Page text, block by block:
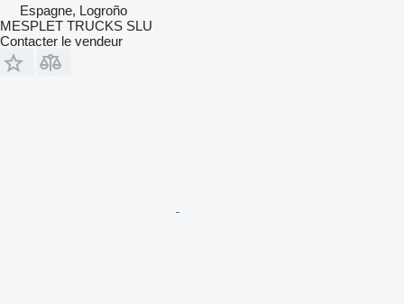
Espagne, Logroño
MESPLET TRUCKS SLU
Contacter le vendeur